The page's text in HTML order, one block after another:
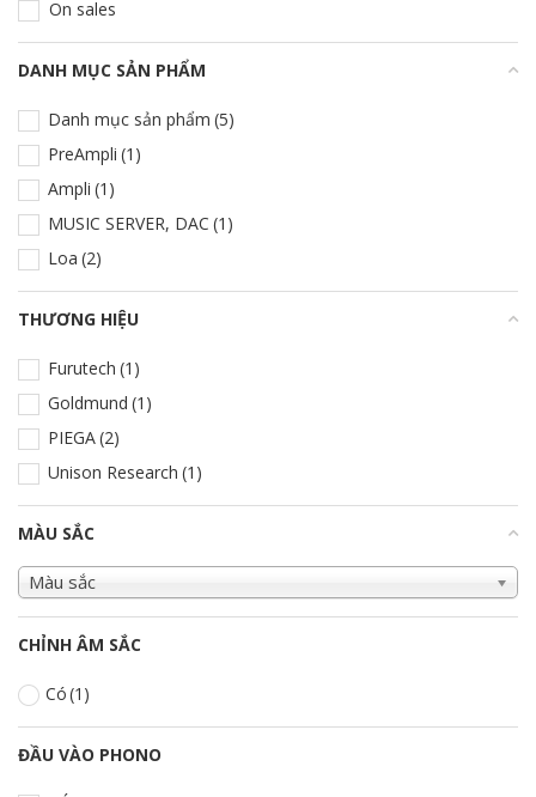
On sales
DANH MỤC SẢN PHẨM
Danh mục sản phẩm (5)
PreAmpli (1)
Ampli (1)
MUSIC SERVER, DAC (1)
Loa (2)
THƯƠNG HIỆU
Furutech (1)
Goldmund (1)
PIEGA(2)
Unison Research (1)
MÀU SẮC
Màu sắc
CHỈNH ÂM SẮC
Có(1)
ĐẦU VÀO PHONO